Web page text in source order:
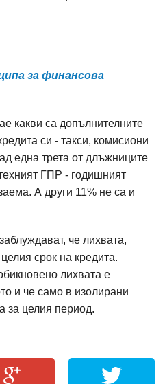
за финансова
какви са допълнителните
си - такси, комисиони
една трета от длъжниците
ГПР - годишният
А други 11% не са и
че лихвата,
срок на кредита.
лихвата е
и че само в изолирани
за целия период.